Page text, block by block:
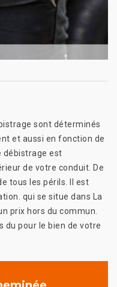
sont déterminés
et aussi en fonction de
débistrage est
de votre conduit. De
tous les périls. Il est
qui se situe dans La
prix hors du commun.
du pour le bien de votre